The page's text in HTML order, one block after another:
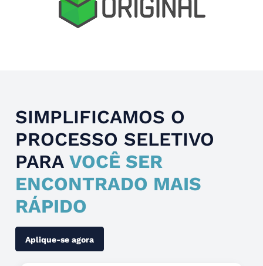
SIMPLIFICAMOS O
PROCESSO SELETIVO
PARA VOCÊ SER
ENCONTRADO MAIS
RÁPIDO
Aplique-se agora